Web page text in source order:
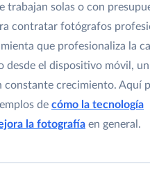
trabajan solas o con
contratar fotógrafos
que profesionaliza la
desde el dispositivo móvil, un
constante crecimiento. Aquí
de cómo la tecnología
la fotografía en general.